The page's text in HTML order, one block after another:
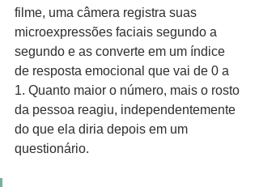
filme, uma câmera registra suas
microexpressões faciais segundo a
segundo e as converte em um índice
de resposta emocional que vai de 0 a
1. Quanto maior o número, mais o rosto
da pessoa reagiu, independentemente
do que ela diria depois em um
questionário.